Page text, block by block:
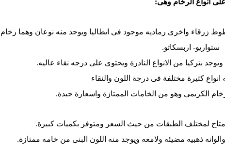
زرقاء واخرى رماديه موجود فى ايطاليا ويوجد منه نوعان وهما رخام
ستواريو- اربسكاتو.
بتركيا من الانواع النادرة ويحتوى على درجه نقاء عاليه.
انواع كثيرة مختلفة فى درجة اللون والنقاء
الكريمى وهو من الخامات الممتازة واسعارة جيدة.
ومتاح لمختلف الطبقات من حيث السعر ومتوفر بكميات كبيرة.
والوانه ذهبيه مضيئه ولامعه ويوجد منه اللون البنى من خامه ممتازة.